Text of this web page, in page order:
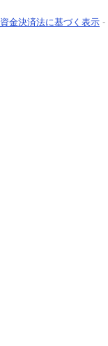
資金決済法に基づく表示 -